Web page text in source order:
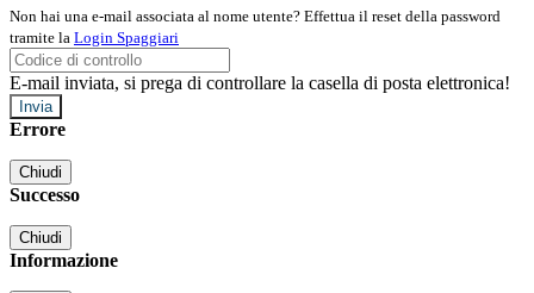
Non hai una e-mail associata al nome utente? Effettua il reset della password
tramite la Login Spaggiari
E-mail inviata, si prega di controllare la casella di posta elettronica!
Errore
Chiudi
Successo
Chiudi
Informazione